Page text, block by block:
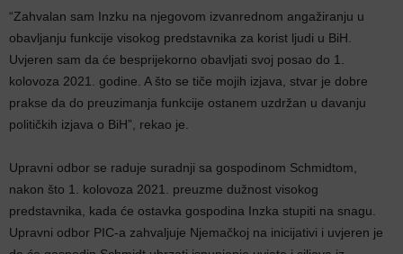
“Zahvalan sam Inzku na njegovom izvanrednom angažiranju u
obavljanju funkcije visokog predstavnika za korist ljudi u BiH.
Uvjeren sam da će besprijekorno obavljati svoj posao do 1.
kolovoza 2021. godine. A što se tiče mojih izjava, stvar je dobre
prakse da do preuzimanja funkcije ostanem uzdržan u davanju
političkih izjava o BiH”, rekao je.
Upravni odbor se raduje suradnji sa gospodinom Schmidtom,
nakon što 1. kolovoza 2021. preuzme dužnost visokog
predstavnika, kada će ostavka gospodina Inzka stupiti na snagu.
Upravni odbor PIC-a zahvaljuje Njemačkoj na inicijativi i uvjeren je